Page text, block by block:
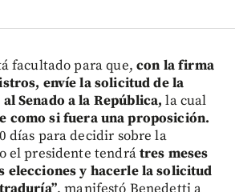
facultado para que, con la firma
envíe la solicitud de la
Senado a la República, la cual
como si fuera una proposición.
días para decidir sobre la
el presidente tendrátres meses
elecciones y hacerle la solicitud